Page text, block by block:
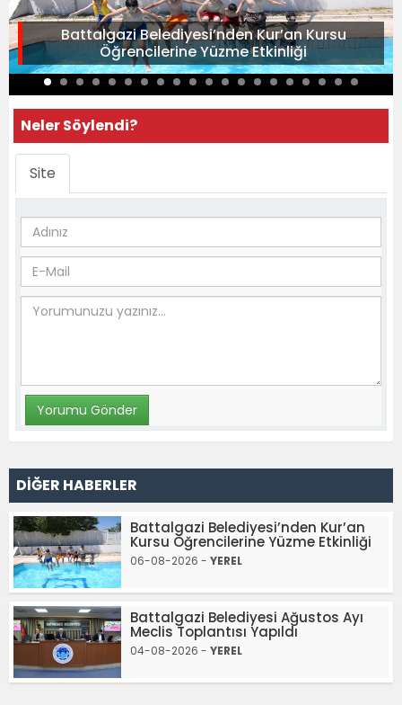
Battalgazi Belediyesi’nden Kur’an Kursu
Öğrencilerine Yüzme Etkinliği
Neler Söylendi?
Site
DİĞER HABERLER
Battalgazi Belediyesi’nden Kur’an
Kursu Öğrencilerine Yüzme Etkinliği
06-08-2026 - YEREL
Battalgazi Belediyesi Ağustos Ayı
Meclis Toplantısı Yapıldı
04-08-2026 - YEREL